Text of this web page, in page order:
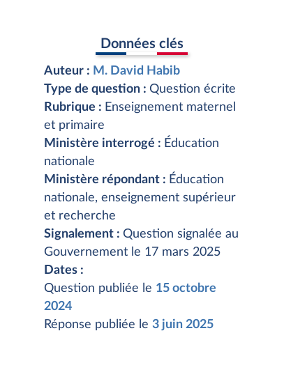
Données clés
Auteur : M. David Habib
Type de question : Question écrite
Rubrique : Enseignement maternel
et primaire
Ministère interrogé : Éducation
nationale
Ministère répondant : Éducation
nationale, enseignement supérieur
et recherche
Signalement : Question signalée au
Gouvernement le 17 mars 2025
Dates :
Question publiée le 15 octobre
2024
Réponse publiée le 3 juin 2025